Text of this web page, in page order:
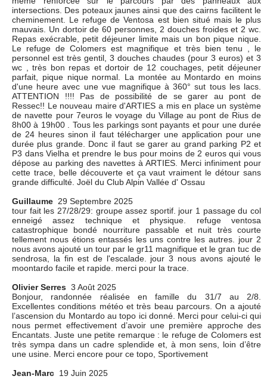
intersections. Des poteaux jaunes ainsi que des cairns facilitent le
cheminement. Le refuge de Ventosa est bien situé mais le plus
mauvais. Un dortoir de 60 personnes, 2 douches froides et 2 wc.
Repas exécrable, petit déjeuner limite mais un bon pique nique.
Le refuge de Colomers est magnifique et très bien tenu , le
personnel est très gentil, 3 douches chaudes (pour 3 euros) et 3
wc , très bon repas et dortoir de 12 couchages, petit déjeuner
parfait, pique nique normal. La montée au Montardo en moins
d'une heure avec une vue magnifique à 360° sut tous les lacs.
ATTENTION !!!! Pas de possibilité de se garer au pont de
Ressec!! Le nouveau maire d'ARTIES a mis en place un système
de navette pour 7euros le voyage du Village au pont de Rius de
8h00 à 19h00 . Tous les parkings sont payants et pour une durée
de 24 heures sinon il faut télécharger une application pour une
durée plus grande. Donc il faut se garer au grand parking P2 et
P3 dans Vielha et prendre le bus pour moins de 2 euros qui vous
dépose au parking des navettes à ARTIES. Merci infiniment pour
cette trace, belle découverte et ça vaut vraiment le détour sans
grande difficulté. Joël du Club Alpin Vallée d' Ossau
Guillaume 29 Septembre 2025
tour fait les 27/28/29: groupe assez sportif. jour 1 passage du col
enneigé assez technique et physique. refuge ventosa
catastrophique bondé nourriture passable et nuit très courte
tellement nous étions entassés les uns contre les autres. jour 2
nous avons ajouté un tour par le gr11 magnifique et le gran tuc de
sendrosa, la fin est de l'escalade. jour 3 nous avons ajouté le
moontardo facile et rapide. merci pour la trace.
Olivier Serres 3 Août 2025
Bonjour, randonnée réalisée en famille du 31/7 au 2/8.
Excellentes conditions météo et très beau parcours. On a ajouté
l’ascension du Montardo au topo ici donné. Merci pour celui-ci qui
nous permet effectivement d’avoir une première approche des
Encantats. Juste une petite remarque : le refuge de Colomers est
très sympa dans un cadre splendide et, à mon sens, loin d’être
une usine. Merci encore pour ce topo, Sportivement
Jean-Marc 19 Juin 2025